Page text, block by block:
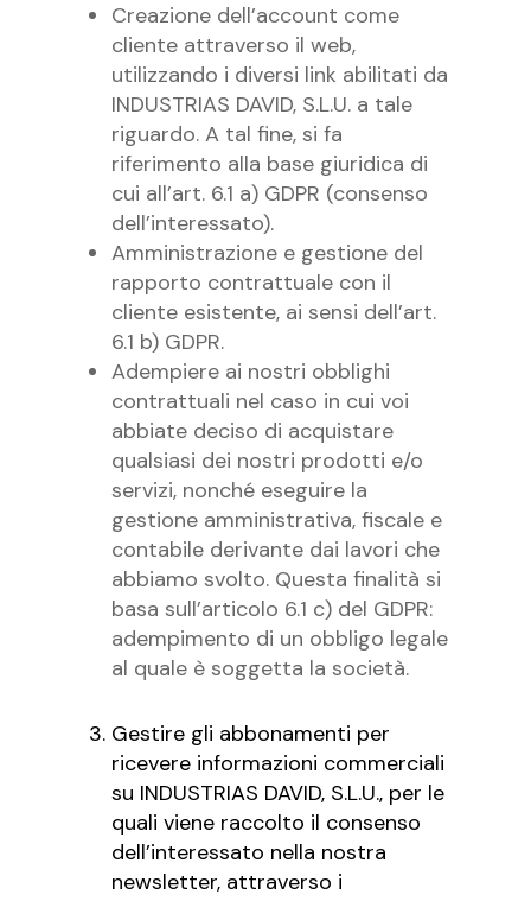
Creazione dell’account come
cliente attraverso il web,
utilizzando i diversi link abilitati da
INDUSTRIAS DAVID, S.L.U. a tale
riguardo. A tal fine, si fa
riferimento alla base giuridica di
cui all’art. 6.1 a) GDPR (consenso
dell’interessato).
Amministrazione e gestione del
rapporto contrattuale con il
cliente esistente, ai sensi dell’art.
6.1 b) GDPR.
Adempiere ai nostri obblighi
contrattuali nel caso in cui voi
abbiate deciso di acquistare
qualsiasi dei nostri prodotti e/o
servizi, nonché eseguire la
gestione amministrativa, fiscale e
contabile derivante dai lavori che
abbiamo svolto. Questa finalità si
basa sull’articolo 6.1 c) del GDPR:
adempimento di un obbligo legale
al quale è soggetta la società.
Gestire gli abbonamenti per
ricevere informazioni commerciali
su INDUSTRIAS DAVID, S.L.U., per le
quali viene raccolto il consenso
dell’interessato nella nostra
newsletter, attraverso i